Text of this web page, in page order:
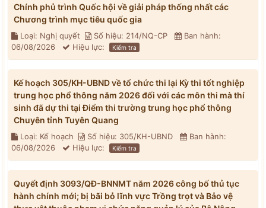
Chính phủ trình Quốc hội về giải pháp thống nhất các
Chương trình mục tiêu quốc gia
Loại: Nghị quyết Số hiệu: 214/NQ-CP
Ban hành:
06/08/2026
Hiệu lực: Kiểm tra
Kế hoạch 305/KH-UBND về tổ chức thi lại Kỳ thi tốt nghiệp
trung học phổ thông năm 2026 đối với các môn thi mà thí
sinh đã dự thi tại Điểm thi trường trung học phổ thông
Chuyên tỉnh Tuyên Quang
Loại: Kế hoạch Số hiệu: 305/KH-UBND
Ban hành:
06/08/2026
Hiệu lực: Kiểm tra
Quyết định 3093/QĐ-BNNMT năm 2026 công bố thủ tục
hành chính mới; bị bãi bỏ lĩnh vực Trồng trọt và Bảo vệ